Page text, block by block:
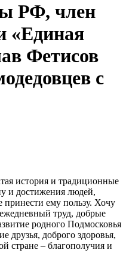
РФ, член
«Единая
Фетисов
с
история и традиционные
и достижения людей,
принести ему пользу. Хочу
труд, добрые
родного Подмосковья
друзья, доброго здоровья,
стране – благополучия и